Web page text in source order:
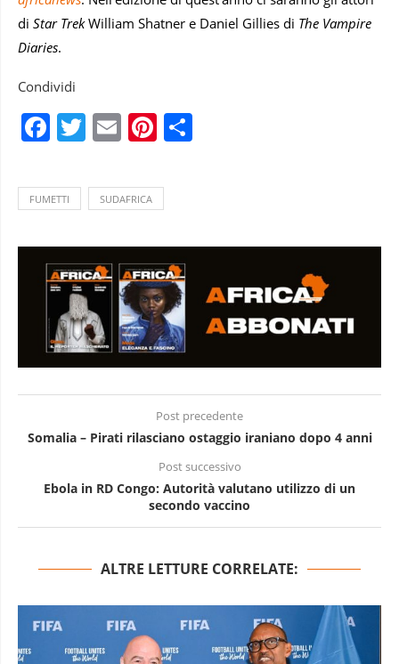
di Star TrekWilliam Shatner e Daniel Gillies di The Vampire
Diaries.
Condividi
Facebook
Twitter
EmailPinterest
FUMETTI SUDAFRICA
Post precedente
Somalia – Pirati rilasciano ostaggio iraniano dopo 4 anni
Post successivo
Ebola in RD Congo: Autorità valutano utilizzo di un
secondo vaccino
ALTRE LETTURE CORRELATE: